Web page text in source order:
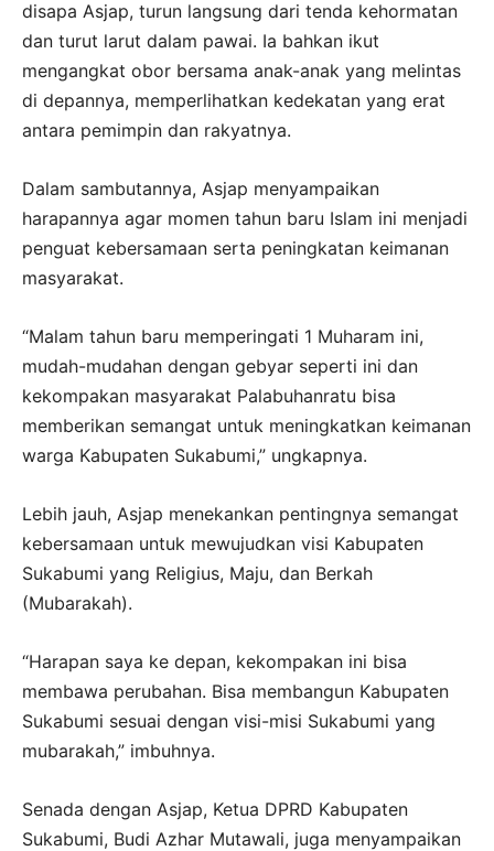
disapa Asjap, turun langsung dari tenda kehormatan
dan turut larut dalam pawai. Ia bahkan ikut
mengangkat obor bersama anak-anak yang melintas
di depannya, memperlihatkan kedekatan yang erat
antara pemimpin dan rakyatnya.
Dalam sambutannya, Asjap menyampaikan
harapannya agar momen tahun baru Islam ini menjadi
penguat kebersamaan serta peningkatan keimanan
masyarakat.
“Malam tahun baru memperingati 1 Muharam ini,
mudah-mudahan dengan gebyar seperti ini dan
kekompakan masyarakat Palabuhanratu bisa
memberikan semangat untuk meningkatkan keimanan
warga Kabupaten Sukabumi,” ungkapnya.
Lebih jauh, Asjap menekankan pentingnya semangat
kebersamaan untuk mewujudkan visi Kabupaten
Sukabumi yang Religius, Maju, dan Berkah
(Mubarakah).
“Harapan saya ke depan, kekompakan ini bisa
membawa perubahan. Bisa membangun Kabupaten
Sukabumi sesuai dengan visi-misi Sukabumi yang
mubarakah,” imbuhnya.
Senada dengan Asjap, Ketua DPRD Kabupaten
Sukabumi, Budi Azhar Mutawali, juga menyampaikan